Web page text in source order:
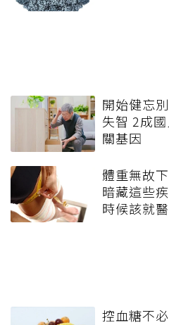
開始健忘
失智 2成
關基因
體重無故
暗藏這些
時候該就醫
控血糖不